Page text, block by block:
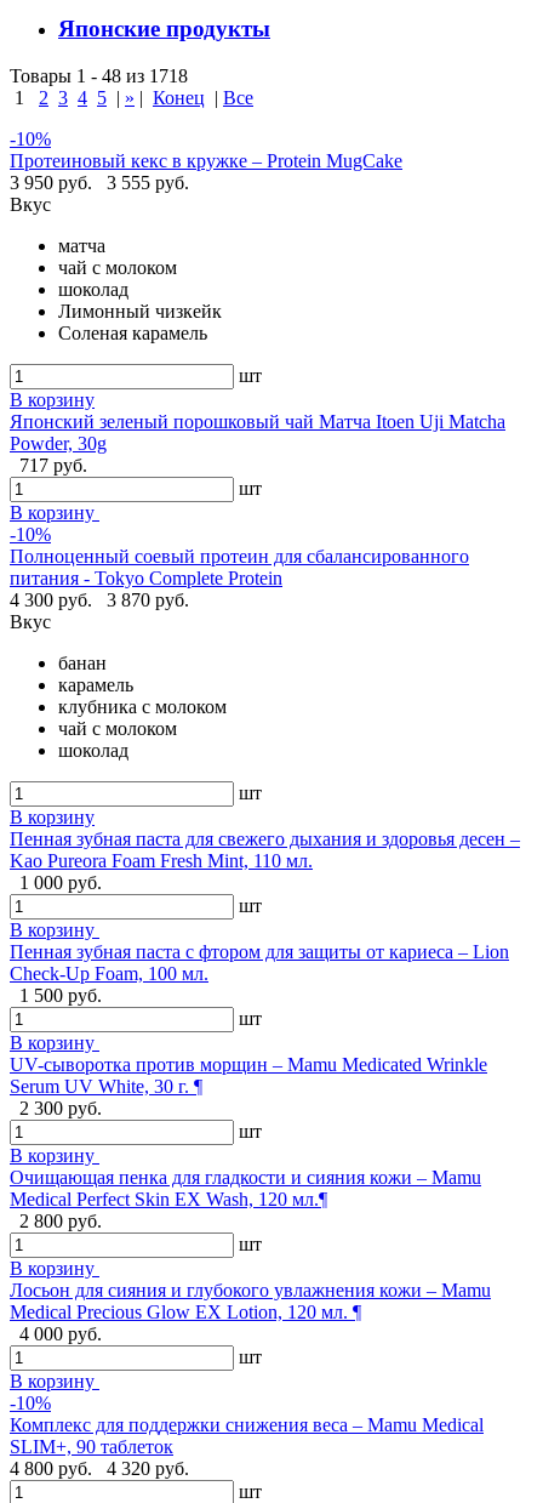
Японские продукты
Товары 1 - 48 из 1718
1
2 3 4 5 | » | Конец | Все
-10%
Протеиновый кекс в кружке – Protein MugCake
3 950 руб.
3 555 руб.
Вкус
матча
чай с молоком
шоколад
Лимонный чизкейк
Соленая карамель
шт
В корзину
Японский зеленый порошковый чай Матча Itoen Uji Matcha
Powder, 30g
717 руб.
шт
В корзину
-10%
Полноценный соевый протеин для сбалансированного
питания - Tokyo Complete Protein
4 300 руб.
3 870 руб.
Вкус
банан
карамель
клубника с молоком
чай с молоком
шоколад
шт
В корзину
Пенная зубная паста для свежего дыхания и здоровья десен –
Kao Pureora Foam Fresh Mint, 110 мл.
1 000 руб.
шт
В корзину
Пенная зубная паста с фтором для защиты от кариеса – Lion
Check-Up Foam, 100 мл.
1 500 руб.
шт
В корзину
UV-сыворотка против морщин – Mamu Medicated Wrinkle
Serum UV White, 30 г. ¶
2 300 руб.
шт
В корзину
Очищающая пенка для гладкости и сияния кожи – Mamu
Medical Perfect Skin EX Wash, 120 мл.¶
2 800 руб.
шт
В корзину
Лосьон для сияния и глубокого увлажнения кожи – Mamu
Medical Precious Glow EX Lotion, 120 мл. ¶
4 000 руб.
шт
В корзину
-10%
Комплекс для поддержки снижения веса – Mamu Medical
SLIM+, 90 таблеток
4 800 руб.
4 320 руб.
шт